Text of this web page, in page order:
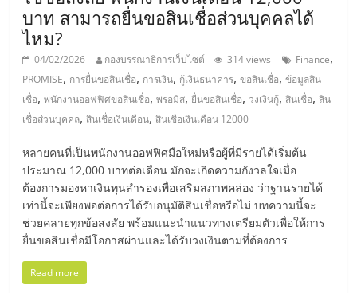
บาท สามารถยื่นขอสินเชื่อส่วนบุคคลได้
ไหม?
04/02/2026 กองบรรณาธิการเว็บไซต์ 314 views Finance,
PROMISE, การยื่นขอสินเชื่อ, การเงิน, กู้เงินธนาคาร,ขอสินเชื่อ,ข้อมูลสิน
เชื่อ,พนักงานออฟฟิศขอสินเชื่อ,พรอมิส, ยื่นขอสินเชื่อ, วงเงินกู้,สินเชื่อ,สิน
เชื่อส่วนบุคคล,สินเชื่อเงินเดือน,สินเชื่อเงินเดือน 12000
หลายคนที่เป็นพนักงานออฟฟิศมือใหม่หรือผู้ที่มีรายได้เริ่มต้น
ประมาณ 12,000 บาทต่อเดือน มักจะเกิดความกังวลใจเมื่อ
ต้องการมองหาเงินทุนสำรองเพื่อเสริมสภาพคล่อง ว่าฐานรายได้
เท่านี้จะเพียงพอต่อการได้รับอนุมัติสินเชื่อหรือไม่ บทความนี้จะ
ช่วยคลายทุกข้อสงสัย พร้อมแนะนำแนวทางเตรียมตัวเพื่อให้การ
ยื่นขอสินเชื่อมีโอกาสผ่านและได้รับวงเงินตามที่ต้องการ
Read more